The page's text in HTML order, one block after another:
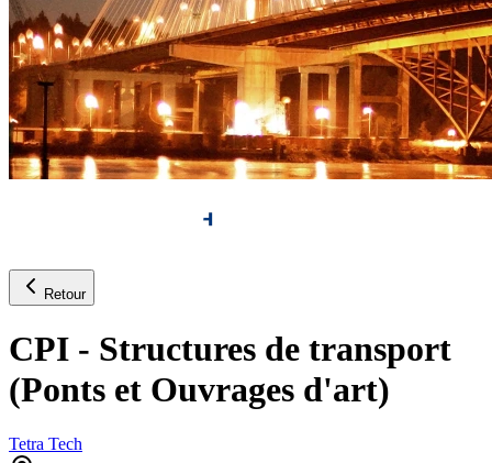
Retour
CPI - Structures de transport
(Ponts et Ouvrages d'art)
Tetra Tech